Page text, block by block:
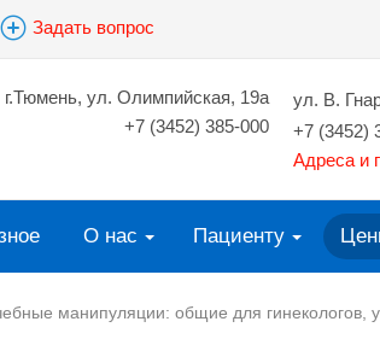
Задать вопрос
г.Тюмень, ул. Олимпийская, 19а
+7 (3452) 385-000
ул. В.
+7 (3452)
Адреса и
О нас Пациенту
манипуляции: общие для гинекологов,